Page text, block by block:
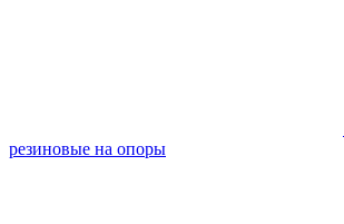
резиновые на опоры